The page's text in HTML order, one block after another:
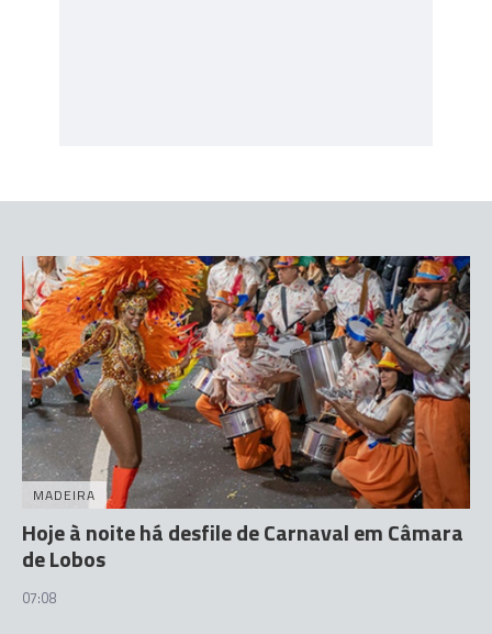
MADEIRA
Hoje à noite há desfile de Carnaval em Câmara
de Lobos
07:08